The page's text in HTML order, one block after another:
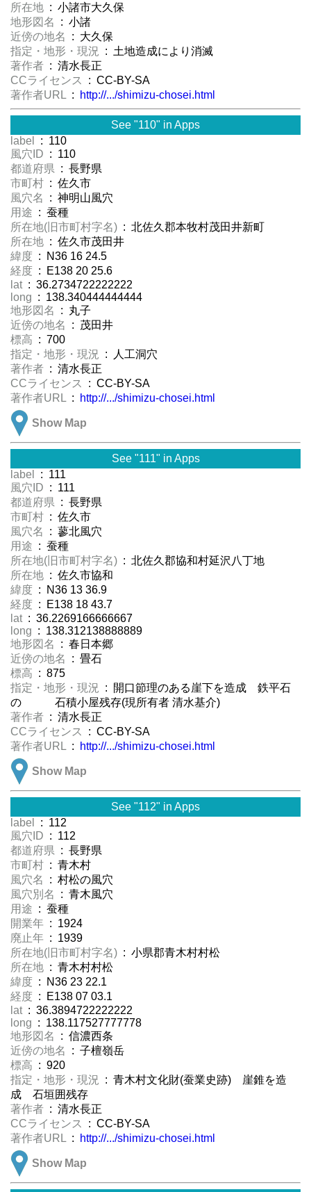
所在地 : 小諸市大久保
地形図名
: 小諸
近傍の地名
: 大久保
指定・地形・現況
: 土地造成により消滅
著作者 : 清水長正
CCライセンス
: CC-BY-SA
著作者URL : http://.../shimizu-chosei.html
See "110" in Apps
label
: 110
風穴ID : 110
都道府県 : 長野県
市町村 : 佐久市
風穴名
: 神明山風穴
用途 : 蚕種
所在地(旧市町村字名) : 北佐久郡本牧村茂田井新町
所在地 : 佐久市茂田井
緯度 : N36 16 24.5
経度 : E138 20 25.6
lat : 36.2734722222222
long : 138.340444444444
地形図名
: 丸子
近傍の地名
: 茂田井
標高 : 700
指定・地形・現況
: 人工洞穴
著作者 : 清水長正
CCライセンス
: CC-BY-SA
著作者URL : http://.../shimizu-chosei.html
Show Map
See "111" in Apps
label
: 111
風穴ID : 111
都道府県 : 長野県
市町村 : 佐久市
風穴名
: 蓼北風穴
用途 : 蚕種
所在地(旧市町村字名) : 北佐久郡協和村延沢八丁地
所在地 : 佐久市協和
緯度 : N36 13 36.9
経度 : E138 18 43.7
lat : 36.2269166666667
long : 138.312138888889
地形図名
: 春日本郷
近傍の地名
: 畳石
標高 : 875
指定・地形・現況
: 開口節理のある崖下を造成 鉄平石
の 石積小屋残存(現所有者 清水基介)
著作者 : 清水長正
CCライセンス
: CC-BY-SA
著作者URL : http://.../shimizu-chosei.html
Show Map
See "112" in Apps
label
: 112
風穴ID : 112
都道府県 : 長野県
市町村 : 青木村
風穴名
: 村松の風穴
風穴別名
: 青木風穴
用途 : 蚕種
開業年 : 1924
廃止年 : 1939
所在地(旧市町村字名) : 小県郡青木村村松
所在地 : 青木村村松
緯度 : N36 23 22.1
経度 : E138 07 03.1
lat : 36.3894722222222
long : 138.117527777778
地形図名
: 信濃西条
近傍の地名
: 子檀嶺岳
標高 : 920
指定・地形・現況
: 青木村文化財(蚕業史跡) 崖錐を造
成 石垣囲残存
著作者 : 清水長正
CCライセンス
: CC-BY-SA
著作者URL : http://.../shimizu-chosei.html
Show Map